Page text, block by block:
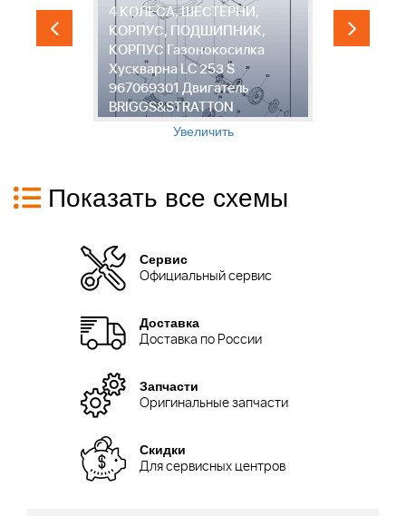
4 КОЛЕСА, ШЕСТЕРНИ,
КОРПУС, ПОДШИПНИК,
КОРПУС Газонокосилка
Хускварна LC 253 S
967069301 Двигатель
BRIGGS&STRATTON
Увеличить
Показать все схемы
Сервис
Официальный сервис
Доставка
Доставка по России
Запчасти
Оригинальные запчасти
Скидки
Для сервисных центров